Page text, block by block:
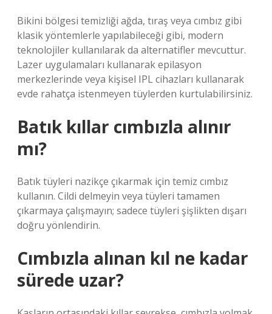
Bikini bölgesi temizliği ağda, tıraş veya cımbız gibi
klasik yöntemlerle yapılabileceği gibi, modern
teknolojiler kullanılarak da alternatifler mevcuttur.
Lazer uygulamaları kullanarak epilasyon
merkezlerinde veya kişisel IPL cihazları kullanarak
evde rahatça istenmeyen tüylerden kurtulabilirsiniz.
Batık kıllar cımbızla alınır
mı?
Batık tüyleri nazikçe çıkarmak için temiz cımbız
kullanın. Cildi delmeyin veya tüyleri tamamen
çıkarmaya çalışmayın; sadece tüyleri şişlikten dışarı
doğru yönlendirin.
Cımbızla alınan kıl ne kadar
sürede uzar?